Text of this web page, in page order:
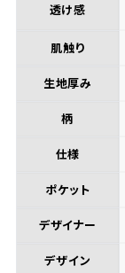
透け感
肌触り
生地厚み
柄
仕様
ポケット
デザイナー
デザイン